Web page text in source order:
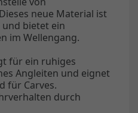
neue Material ist
bietet ein
im Wellengang.
für ein ruhiges
Angleiten und eignet
für Carves.
durch